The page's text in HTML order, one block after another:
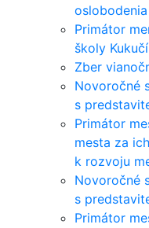
Primátor
školy
Zber
Novoročné
s
Primátor
mesta za
k rozvoju
Novoročné
s
Primátor